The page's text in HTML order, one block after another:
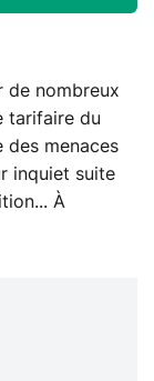
de nombreux
tarifaire du
des menaces
inquiet suite
À